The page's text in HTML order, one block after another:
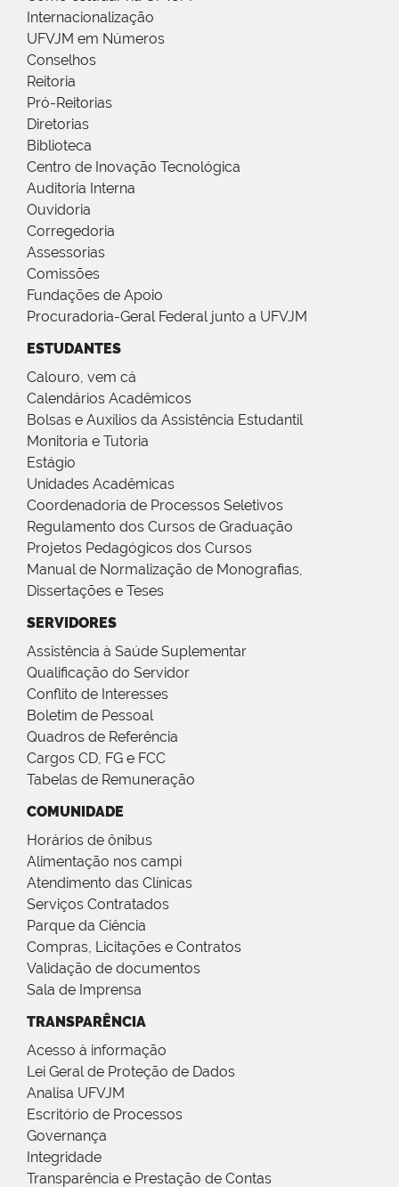
Internacionalização
UFVJM em Números
Conselhos
Reitoria
Pró-Reitorias
Diretorias
Biblioteca
Centro de Inovação Tecnológica
Auditoria Interna
Ouvidoria
Corregedoria
Assessorias
Comissões
Fundações de Apoio
Procuradoria-Geral Federal junto a UFVJM
ESTUDANTES
Calouro, vem cá
Calendários Acadêmicos
Bolsas e Auxílios da Assistência Estudantil
Monitoria e Tutoria
Estágio
Unidades Acadêmicas
Coordenadoria de Processos Seletivos
Regulamento dos Cursos de Graduação
Projetos Pedagógicos dos Cursos
Manual de Normalização de Monografias,
Dissertações e Teses
SERVIDORES
Assistência à Saúde Suplementar
Qualificação do Servidor
Conflito de Interesses
Boletim de Pessoal
Quadros de Referência
Cargos CD, FG e FCC
Tabelas de Remuneração
COMUNIDADE
Horários de ônibus
Alimentação nos campi
Atendimento das Clínicas
Serviços Contratados
Parque da Ciência
Compras, Licitações e Contratos
Validação de documentos
Sala de Imprensa
TRANSPARÊNCIA
Acesso à informação
Lei Geral de Proteção de Dados
Analisa UFVJM
Escritório de Processos
Governança
Integridade
Transparência e Prestação de Contas